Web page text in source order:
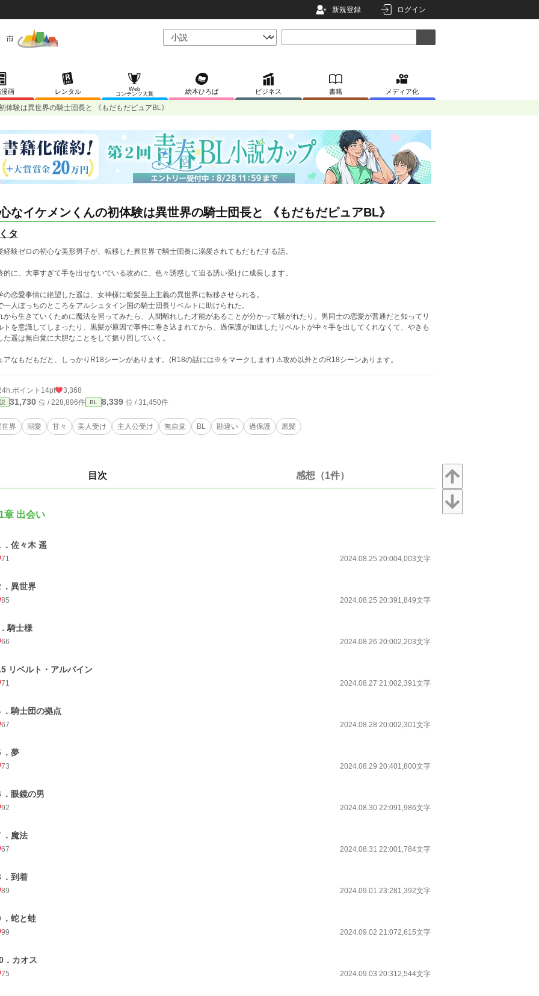
新規登録 ログイン
画 レンタル
Web
コンテンツ大賞
絵本ひろば ビジネス 書籍 メディア化
体験は異世界の騎士団長と 《もだもだピュアBL》
なイケメンくんの初体験は異世界の騎士団長と 《もだもだピュアBL》
タ
経験ゼロの初心な美形男子が、転移した異世界で騎士団長に溺愛されてもだもだする話。
的に、大事すぎて手を出せないでいる攻めに、色々誘惑して迫る誘い受けに成長します。
の恋愛事情に絶望した遥は、女神様に暗髪至上主義の異世界に転移させられる。
一人ぼっちのところをアルシュタイン国の騎士団長リベルトに助けられた。
から生きていくために魔法を習ってみたら、人間離れした才能があることが分かって騒がれたり、男同士の恋愛が普通だと知ってリ
トを意識してしまったり、黒髪が原因で事件に巻き込まれてから、過保護が加速したリベルトが中々手を出してくれなくて、やきも
た遥は無自覚に大胆なことをして振り回していく。
アなもだもだと、しっかりR18シーンがあります。(R18の話には※をマークします) ⚠︎︎攻め以外とのR18シーンあります。
ポイント 14pt 3,368
31,730 位 / 228,896件 BL 8,339 位 / 31,450件
世界 溺愛 甘々 美人受け 主人公受け 無自覚 BL 勘違い 過保護 黒髪
目次 感想（1件）
章 出会い
．佐々木 遥
71 2024.08.25 20:004,003文字
．異世界
85 2024.08.25 20:391,849文字
騎士様
66 2024.08.26 20:002,203文字
リベルト・アルバイン
71 2024.08.27 21:002,391文字
．騎士団の拠点
67 2024.08.28 20:002,301文字
．夢
73 2024.08.29 20:401,800文字
．眼鏡の男
92 2024.08.30 22:091,986文字
．魔法
67 2024.08.31 22:001,784文字
．到着
89 2024.09.01 23:281,392文字
．蛇と蛙
99 2024.09.02 21:072,615文字
．カオス
75 2024.09.03 20:312,544文字